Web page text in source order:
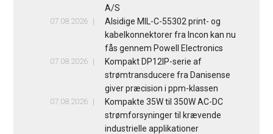
A/S
07.08.2026
Alsidige MIL-C-55302 print- og
kabelkonnektorer fra Incon kan nu
fås gennem Powell Electronics
07.08.2026
Kompakt DP12IP-serie af
strømtransducere fra Danisense
giver præcision i ppm-klassen
07.08.2026
Kompakte 35W til 350W AC-DC
strømforsyninger til krævende
industrielle applikationer